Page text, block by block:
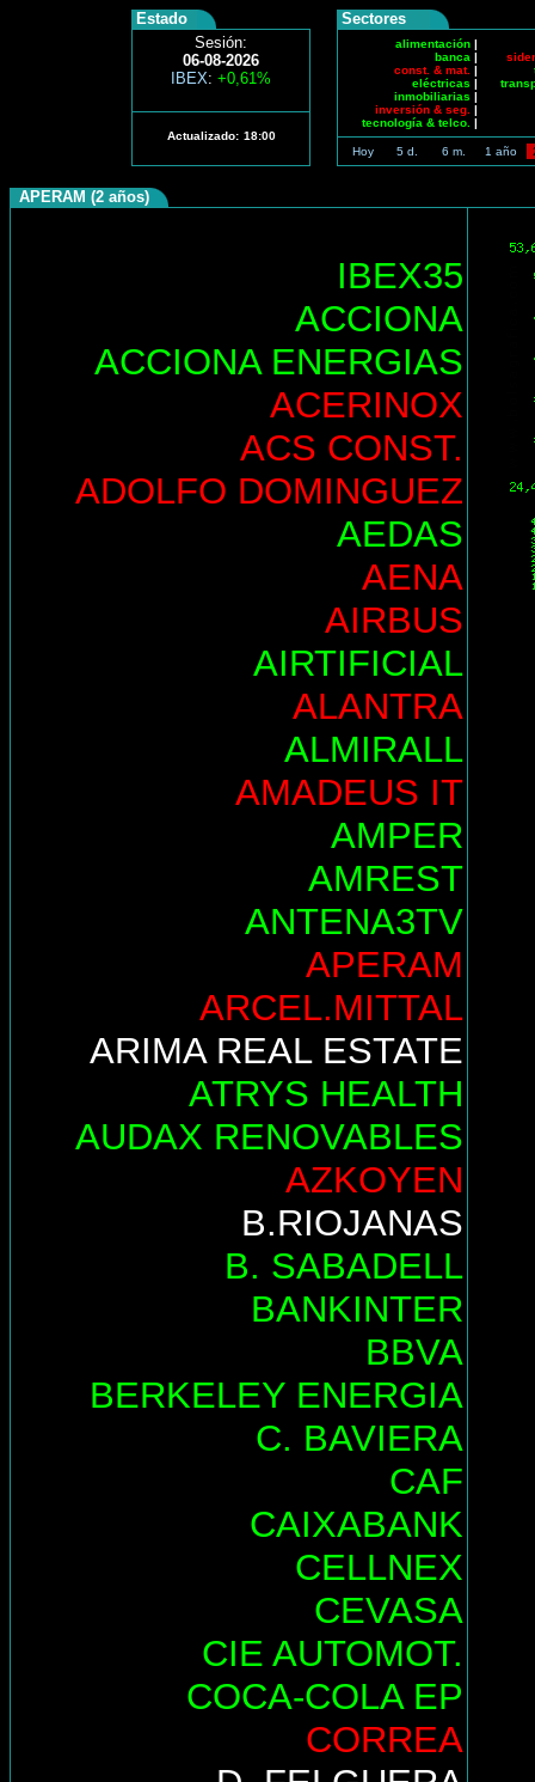
Estado
Sesión:
06-08-2026
IBEX: +0,61%
Actualizado: 18:00
Sectores
alimentación |
banca |
const. & mat. |
eléctricas |
inmobiliarias |
inversión & seg. |
tecnología & telco. |
Hoy 5 d. 6 m. 1 año
APERAM (2 años)
IBEX35
ACCIONA
ACCIONA ENERGIAS
ACERINOX
ACS CONST.
ADOLFO DOMINGUEZ
AEDAS
AENA
AIRBUS
AIRTIFICIAL
ALANTRA
ALMIRALL
AMADEUS IT
AMPER
AMREST
ANTENA3TV
APERAM
ARCEL.MITTAL
ARIMA REAL ESTATE
ATRYS HEALTH
AUDAX RENOVABLES
AZKOYEN
B.RIOJANAS
B. SABADELL
BANKINTER
BBVA
BERKELEY ENERGIA
C. BAVIERA
CAF
CAIXABANK
CELLNEX
CEVASA
CIE AUTOMOT.
COCA-COLA EP
CORREA